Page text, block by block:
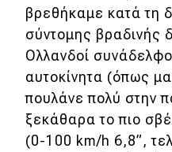
βρεθήκαμε κατά τη
σύντομης βραδινής
Ολλανδοί
αυτοκίνητα (όπως
πουλάνε πολύ στην
ξεκάθαρα το πιο
(0-100 km/h 6,8”,